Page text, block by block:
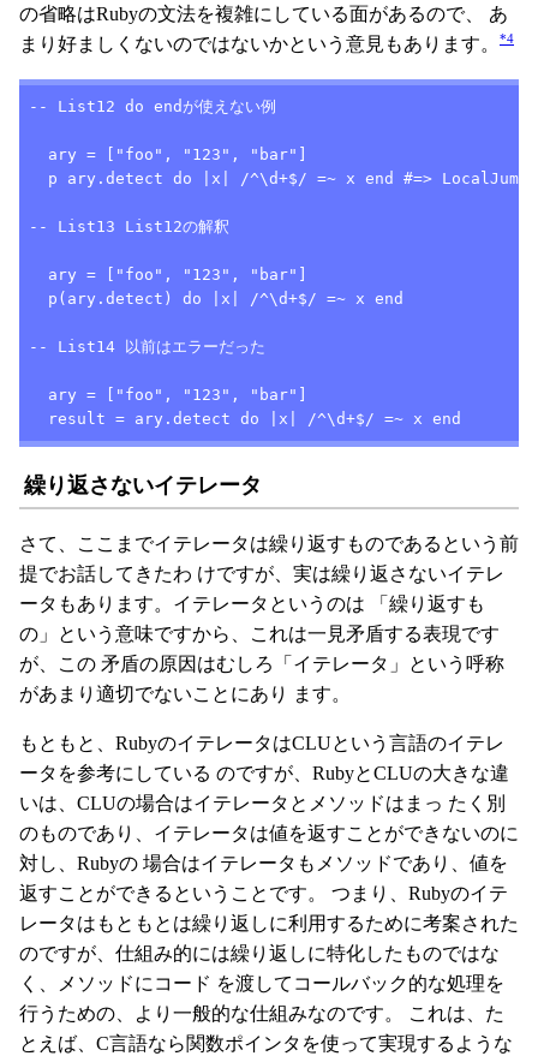
の省略はRubyの文法を複雑にしている面があるので、 あ
まり好ましくないのではないかという意見もあります。
*4
-- List12 do endが使えない例
  ary = ["foo", "123", "bar"]
p ary.detect do |x| /^\d+$/ =~ x end #=>
-- List13 List12の解釈
  ary = ["foo", "123", "bar"]
  p(ary.detect) do |x| /^\d+$/ =~ x end
-- List14 以前はエラーだった
  ary = ["foo", "123", "bar"]
  result = ary.detect do |x| /^\d+$/ =~ x end
繰り返さないイテレータ
さて、ここまでイテレータは繰り返すものであるという前
提でお話してきたわ けですが、実は繰り返さないイテレ
ータもあります。イテレータというのは 「繰り返すも
の」という意味ですから、これは一見矛盾する表現です
が、この 矛盾の原因はむしろ「イテレータ」という呼称
があまり適切でないことにあり ます。
もともと、RubyのイテレータはCLUという言語のイテレ
ータを参考にしている のですが、RubyとCLUの大きな違
いは、CLUの場合はイテレータとメソッドはまっ たく別
のものであり、イテレータは値を返すことができないのに
対し、Rubyの 場合はイテレータもメソッドであり、値を
返すことができるということです。 つまり、Rubyのイテ
レータはもともとは繰り返しに利用するために考案された
のですが、仕組み的には繰り返しに特化したものではな
く、メソッドにコード を渡してコールバック的な処理を
行うための、より一般的な仕組みなのです。 これは、た
とえば、C言語なら関数ポインタを使って実現するような